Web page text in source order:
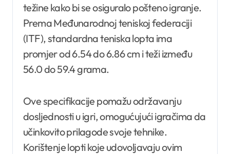
težine kako bi se osiguralo pošteno igranje.
Prema Međunarodnoj teniskoj federaciji
(ITF), standardna teniska lopta ima
promjer od 6.54 do 6.86 cm i teži između
56.0 do 59.4 grama.
Ove specifikacije pomažu održavanju
dosljednosti u igri, omogućujući igračima da
učinkovito prilagode svoje tehnike.
Korištenje lopti koje udovoljavaju ovim